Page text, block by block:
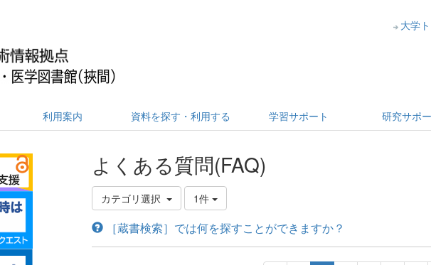
大学
利用案内 資料を探す・利用する 学習サポート 研究サポ
よくある質問(FAQ)
カテゴリ選択 1件
［蔵書検索］では何を探すことができますか？